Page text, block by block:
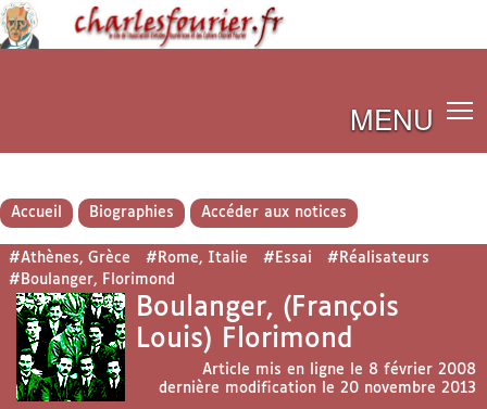
MENU
Accueil Biographies Accéder aux notices
#Athènes, Grèce #Rome, Italie #Essai
#Réalisateurs
#Boulanger, Florimond
Boulanger, (François
Louis) Florimond
Article mis en ligne le 8 février 2008
dernière modification le 20 novembre 2013